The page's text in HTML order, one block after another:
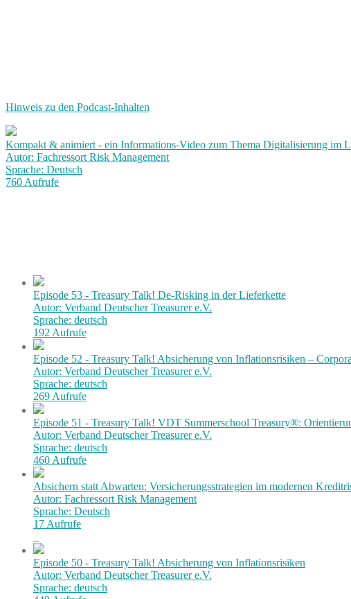
Hinweis zu den Podcast-Inhalten
Kompakt & animiert - ein Informations-Video zum Thema Digitalisierung im
Autor: Fachressort Risk Management
Sprache: Deutsch
760 Aufrufe
Episode 53 - Treasury Talk! De-Risking in der Lieferkette
Autor: Verband Deutscher Treasurer e.V.
Sprache: deutsch
192 Aufrufe
Episode 52 - Treasury Talk! Absicherung von Inflationsrisiken –
Autor: Verband Deutscher Treasurer e.V.
Sprache: deutsch
269 Aufrufe
Episode 51 - Treasury Talk! VDT Summerschool Treasury®:
Autor: Verband Deutscher Treasurer e.V.
Sprache: deutsch
460 Aufrufe
Absichern statt Abwarten: Versicherungsstrategien im modernen
Autor: Fachressort Risk Management
Sprache: Deutsch
17 Aufrufe
Episode 50 - Treasury Talk! Absicherung von Inflationsrisiken
Autor: Verband Deutscher Treasurer e.V.
Sprache: deutsch